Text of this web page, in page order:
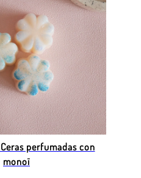
perfumadas con
monoï